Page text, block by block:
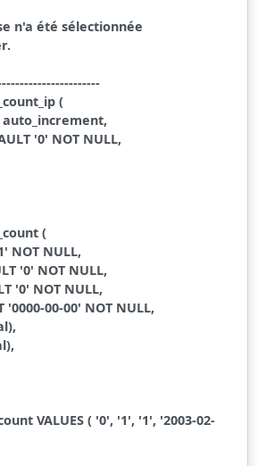
n'a été sélectionnée
(
auto_increment,
'0' NOT NULL,
(
NOT NULL,
'0' NOT NULL,
'0' NOT NULL,
'0000-00-00' NOT NULL,
VALUES ( '0', '1', '1', '2003-02-